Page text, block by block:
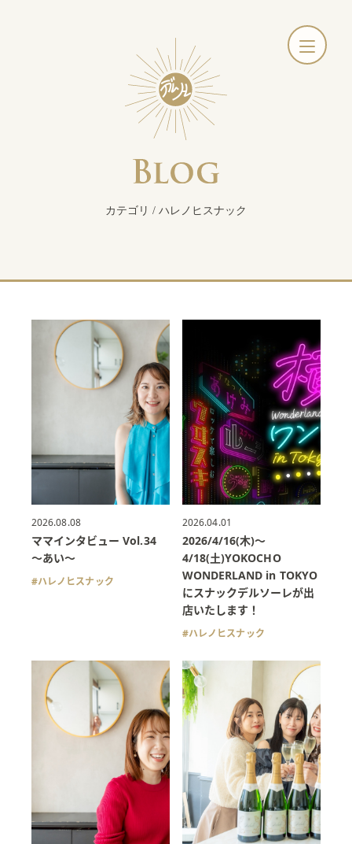
カテゴリ / ハレノヒスナック
2026.08.08
ママインタビュー Vol.34
〜あい〜
ハレノヒスナック
2026.04.01
2026/4/16(木)〜
4/18(土)YOKOCHO
WONDERLAND in TOKYO
にスナックデルソーレが出
店いたします！
ハレノヒスナック